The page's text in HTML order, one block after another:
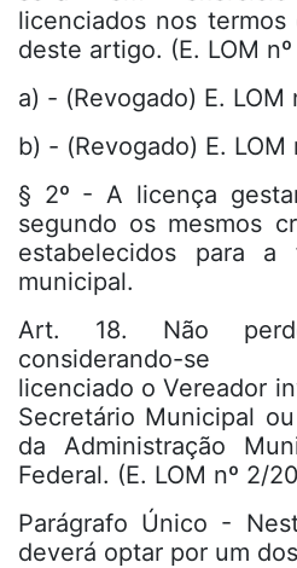
licenciados nos
deste artigo. (E. LOM
a) - (Revogado) E. LOM
b) - (Revogado) E. LOM
§ 2º - A licença
segundo os mesmos
estabelecidos para a
municipal.
Art. 18. Não
considerando-se
licenciado o Vereador
Secretário Municipal
da Administração
Federal. (E. LOM nº 2/
Parágrafo Único -
deverá optar por um